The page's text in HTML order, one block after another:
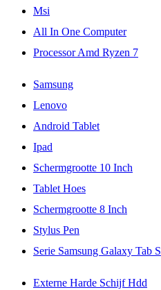
Msi
All In One Computer
Processor Amd Ryzen 7
Samsung
Lenovo
Android Tablet
Ipad
Schermgrootte 10 Inch
Tablet Hoes
Schermgrootte 8 Inch
Stylus Pen
Serie Samsung Galaxy Tab S
Externe Harde Schijf Hdd